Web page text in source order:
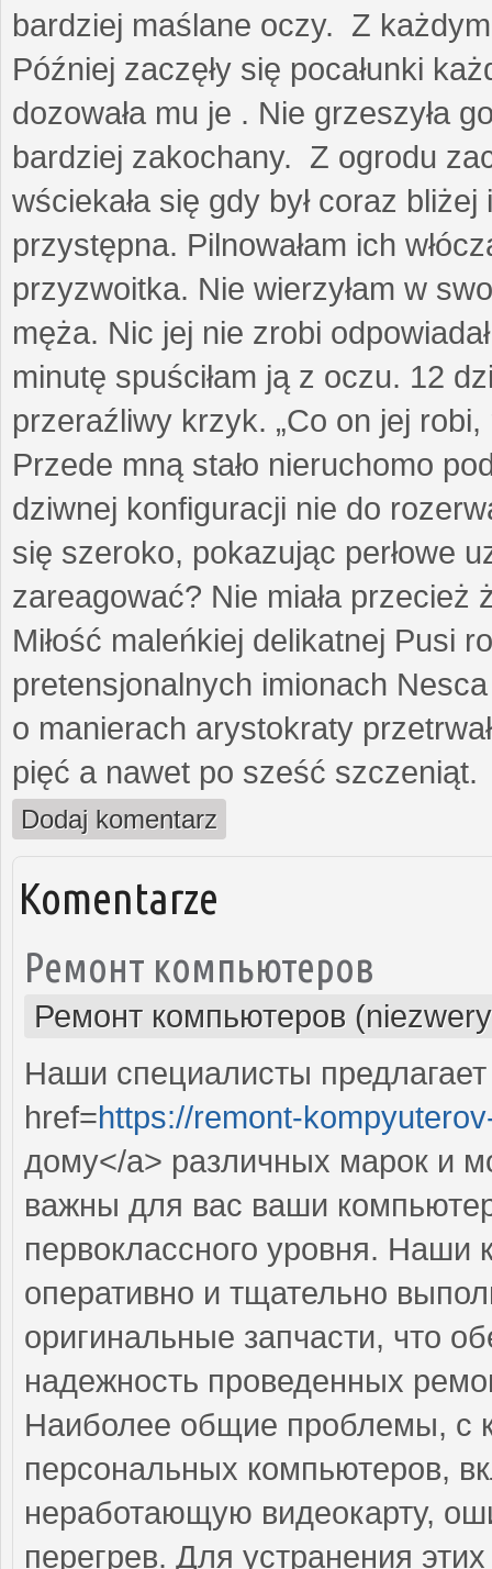
bardziej maślane oczy. Z
Później zaczęły się pocałunki
dozowała mu je . Nie grzeszyła
bardziej zakochany. Z ogrodu
wściekała się gdy był coraz
przystępna. Pilnowałam ich
przyzwoitka. Nie wierzyłam w
męża. Nic jej nie zrobi
minutę spuściłam ją z oczu. 12
przeraźliwy krzyk. „Co on jej
Przede mną stało nieruchomo
dziwnej konfiguracji nie do
się szeroko, pokazując perłowe
zareagować? Nie miała przecież
Miłość maleńkiej delikatnej Pusi
pretensjonalnych imionach
o manierach arystokraty
pięć a nawet po sześć szczeniąt.
Dodaj komentarz
Komentarze
Ремонт компьютеров
Ремонт компьютеров
Наши специалисты
href=https://remont-
дому</a> различных марок и
важны для вас ваши
первоклассного уровня.
оперативно и тщательно
оригинальные запчасти, что
надежность проведенных
Наиболее общие проблемы, с
персональных компьютеров,
неработающую видеокарту,
перегрев. Для устранения